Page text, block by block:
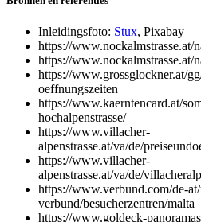
Inleidingsfoto: Stux, Pixabay
https://www.nockalmstrasse.at/
https://www.nockalmstrasse.at/
https://www.grossglockner.at/
oeffnungszeiten
https://www.kaerntencard.at/
hochalpenstrasse/
https://www.villacher-
alpenstrasse.at/va/de/
https://www.villacher-
alpenstrasse.at/va/de/
https://www.verbund.com/de-
verbund/besucherzentren/malta
https://www.goldeck-